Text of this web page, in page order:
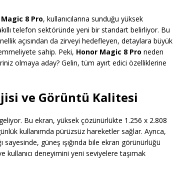
8 Pro, kullanıcılarına sunduğu yüksek
telefon sektöründe yeni bir standart belirliyor. Bu
açısından da zirveyi hedefleyen, detaylara büyük
sahip. Peki, Honor Magic 8 Pro neden
olmaya aday? Gelin, tüm ayırt edici özelliklerine
ve Görüntü Kalitesi
Bu ekran, yüksek çözünürlükte 1.256 x 2.808
kullanımda pürüzsüz hareketler sağlar. Ayrıca,
sayesinde, güneş ışığında bile ekran görünürlüğü
deneyimini yeni seviyelere taşımak